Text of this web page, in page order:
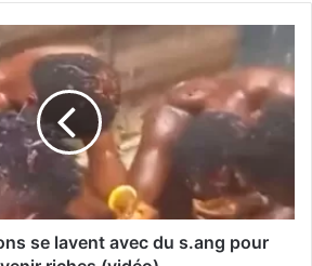
se lavent avec du s.ang pour